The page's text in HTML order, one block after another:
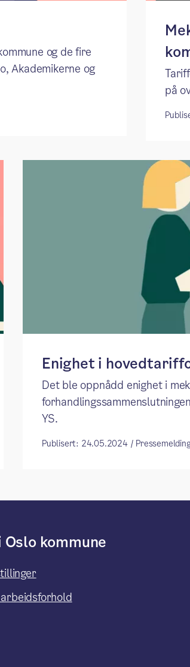
og de fire
Akademikerne og
på
Enighet i
Det ble oppnådd enighet i
YS.
Publisert: 24.05.2024 /
Oslo kommune
arbeidsforhold